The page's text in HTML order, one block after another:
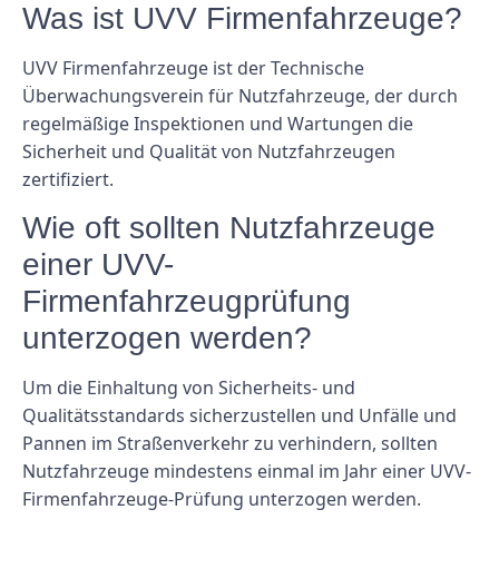
Was ist UVV Firmenfahrzeuge?
UVV Firmenfahrzeuge ist der Technische
Überwachungsverein für Nutzfahrzeuge, der durch
regelmäßige Inspektionen und Wartungen die
Sicherheit und Qualität von Nutzfahrzeugen
zertifiziert.
Wie oft sollten Nutzfahrzeuge
einer UVV-
Firmenfahrzeugprüfung
unterzogen werden?
Um die Einhaltung von Sicherheits- und
Qualitätsstandards sicherzustellen und Unfälle und
Pannen im Straßenverkehr zu verhindern, sollten
Nutzfahrzeuge mindestens einmal im Jahr einer UVV-
Firmenfahrzeuge-Prüfung unterzogen werden.